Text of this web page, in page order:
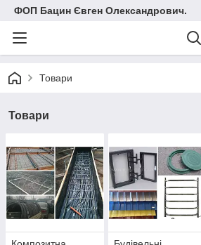
ФОП Бацин Євген Олександрович.
Товари
Товари